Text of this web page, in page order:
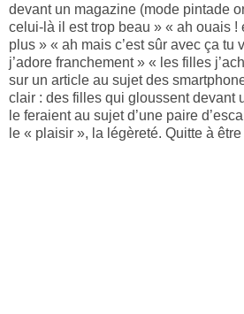
devant un magazine (mode pintade
celui-là il est trop beau » « ah ouais !
plus » « ah mais c’est sûr avec ça tu
j’adore franchement » « les filles
sur un article au sujet des
clair : des filles qui gloussent devant
le feraient au sujet d’une paire
le « plaisir », la légèreté. Quitte à